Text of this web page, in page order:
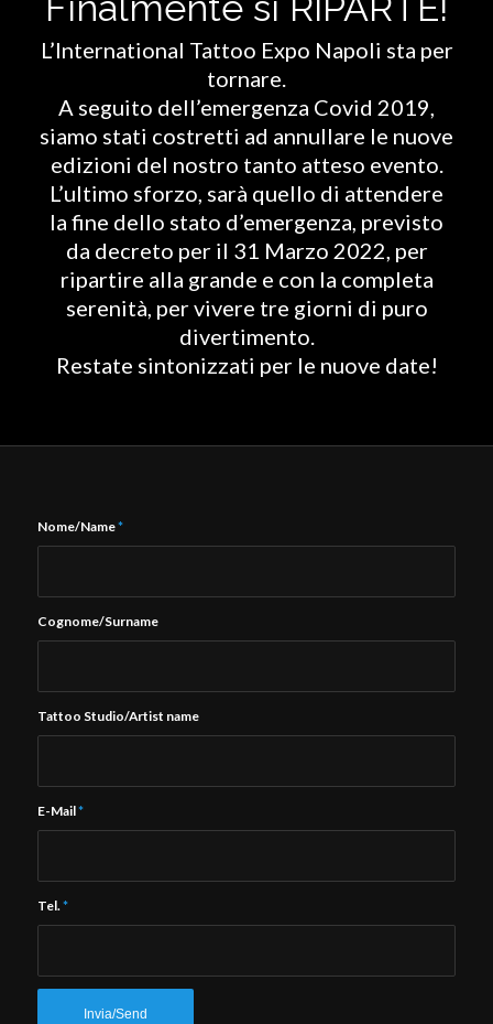
L’International Tattoo Expo Napoli sta per
tornare.
A seguito dell’emergenza Covid 2019,
siamo stati costretti ad annullare le nuove
edizioni del nostro tanto atteso evento.
L’ultimo sforzo, sarà quello di attendere
la fine dello stato d’emergenza, previsto
da decreto per il 31 Marzo 2022, per
ripartire alla grande e con la completa
serenità, per vivere tre giorni di puro
divertimento.
Restate sintonizzati per le nuove date!
Nome/Name*
Cognome/Surname
Tattoo Studio/Artist name
E-Mail*
Tel.*